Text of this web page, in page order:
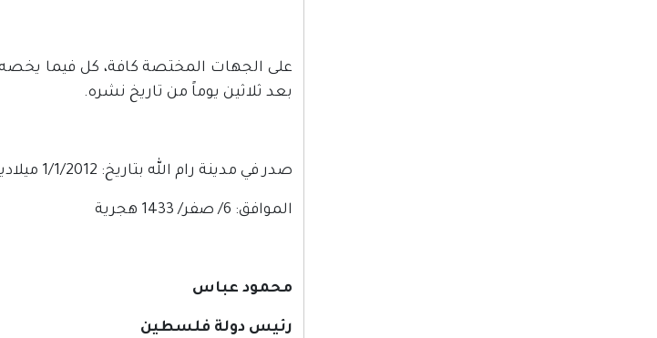
على الجهات المختصة كافة، كل فيما يخصه
بعد ثلاثين يوماً من تاريخ نشره.
صدر في مدينة رام الله بتاريخ: 1/1/2012 ميلادية
الموافق: 6/ صفر/ 1433 هجرية
محمود عباس
رئيس دولة فلسطين